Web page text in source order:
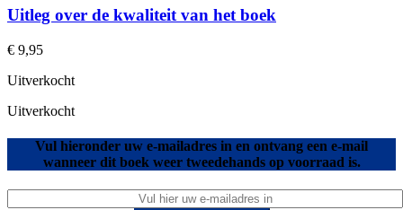
Uitleg over de kwaliteit van het boek
€ 9,95
Uitverkocht
Uitverkocht
Vul hieronder uw e-mailadres in en ontvang een e-mail
wanneer dit boek weer tweedehands op voorraad is.